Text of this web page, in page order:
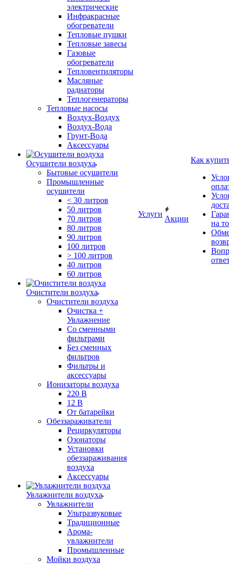
электрические
Инфракрасные
обогреватели
Тепловые пушки
Тепловые завесы
Газовые
обогреватели
Тепловентиляторы
Масляные
радиаторы
Теплогенераторы
Тепловые насосы
Воздух-Воздух
Воздух-Вода
Грунт-Вода
Аксессуары
Осушители воздуха
Бытовые осушители
Промышленные
осушители
< 30 литров
50 литров
70 литров
80 литров
90 литров
100 литров
> 100 литров
40 литров
60 литров
Очистители воздуха
Очистители воздуха
Очистка +
Увлажнение
Cо сменными
фильтрами
Без сменных
фильтров
Фильтры и
аксессуары
Ионизаторы воздуха
220 В
12 В
От батарейки
Обеззараживатели
Рециркуляторы
Озонаторы
Установки
обеззараживания
воздуха
Аксессуары
Увлажнители воздуха
Увлажнители
Ультразвуковые
Традиционные
Арома-
увлажнители
Промышленные
Мойки воздуха
Услуги
Акции
Как
на